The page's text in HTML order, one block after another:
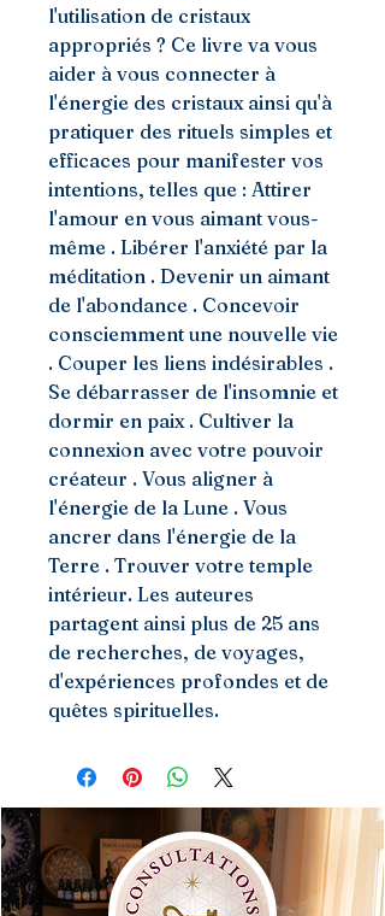
l'utilisation de cristaux
appropriés ? Ce livre va vous
aider à vous connecter à
l'énergie des cristaux ainsi qu'à
pratiquer des rituels simples et
efficaces pour manifester vos
intentions, telles que : Attirer
l'amour en vous aimant vous-
même . Libérer l'anxiété par la
méditation . Devenir un aimant
de l'abondance . Concevoir
consciemment une nouvelle vie
. Couper les liens indésirables .
Se débarrasser de l'insomnie et
dormir en paix . Cultiver la
connexion avec votre pouvoir
créateur . Vous aligner à
l'énergie de la Lune . Vous
ancrer dans l'énergie de la
Terre . Trouver votre temple
intérieur. Les auteures
partagent ainsi plus de 25 ans
de recherches, de voyages,
d'expériences profondes et de
quêtes spirituelles.